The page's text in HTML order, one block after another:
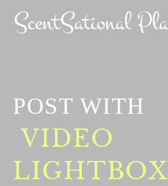
POST WITH
VIDEO
LIGHTBOX